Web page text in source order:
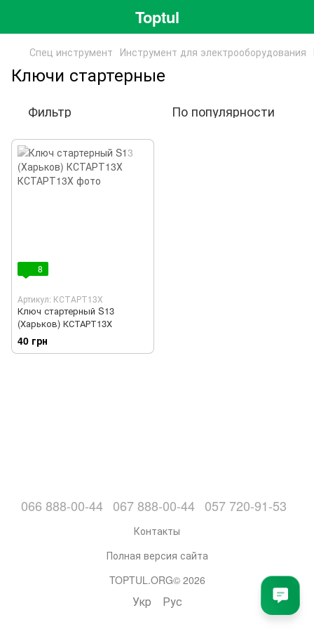
Toptul
Спец инструмент Инструмент для электрооборудования
Ключи стартерные
Фильтр По популярности
8
Артикул: КСТАРТ13Х
Ключ стартерный S13
(Харьков) КСТАРТ13Х
40 грн
066 888-00-44 067 888-00-44 057 720-91-53
Контакты
Полная версия сайта
TOPTUL.ORG© 2026
Укр Рус